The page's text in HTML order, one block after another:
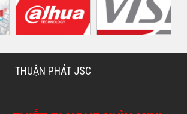
THUẬN PHÁT JSC